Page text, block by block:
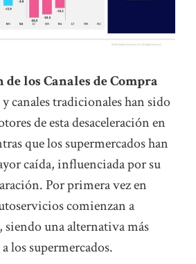
los Canales de Compra
canales tradicionales han sido
de esta desaceleración en
que los supermercados han
caída, influenciada por su
Por primera vez en
comienzan a
siendo una alternativa más
los supermercados.